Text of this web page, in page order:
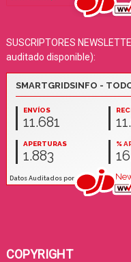
SUSCRIPTORES
auditado disponible):
COPYRIGHT